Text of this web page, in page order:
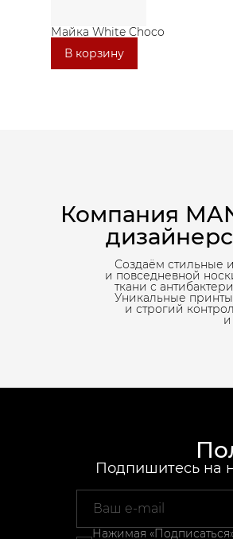
Майка White Choco
В корзину
Компания
Создаём стильные
и повседневной
ткани с
Уникальные
и строгий
Подпишитесь на
Нажимая